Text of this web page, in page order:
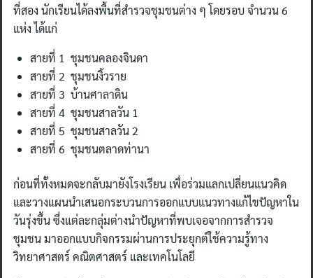
ที่สอง นักเรียนได้ลงพื้นที่สำรวจชุมชนต่าง ๆ โดยรอบ จำนวน 6
แห่ง ได้แก่
สายที่ 1 ชุมชนคลองจินดา
สายที่ 2 ชุมชนงิ้วราย
สายที่ 3 บ้านศาลาดิน
สายที่ 4 ชุมชนสาลวัน 1
สายที่ 5 ชุมชนสาลวัน 2
สายที่ 6 ชุมชนตลาดท่านา
ก่อนที่ทั้งหมดจะกลับมายังโรงเรียน เพื่อร่วมแลกเปลี่ยนแนวคิด
และวางแผนนำเสนอกระบวนการออกแบบแนวทางแก้ไขปัญหาใน
วันรุ่งขึ้น ซึ่งแต่ละกลุ่มต่างนำปัญหาที่พบเจอจากการสำรวจ
ชุมชน มาออกแบบกิจกรรมผ่านการประยุกต์ใช้ความรู้ทาง
วิทยาศาสตร์ คณิตศาสตร์ และเทคโนโลยี